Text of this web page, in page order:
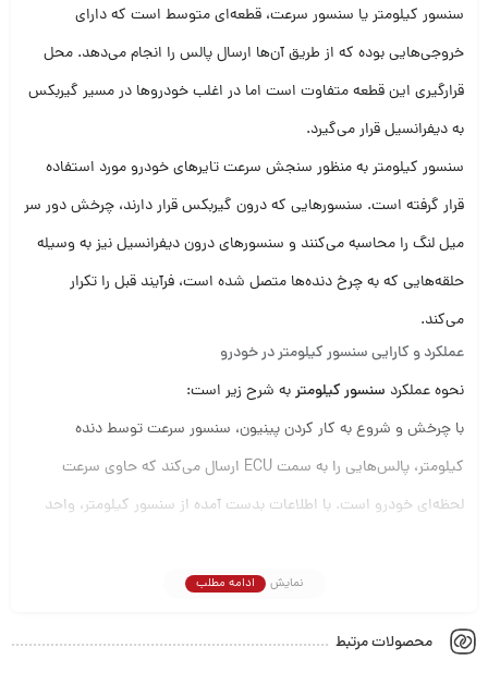
سنسور کیلومتر یا سنسور سرعت، قطعه‌ای متوسط است که دارای
خروجی‌هایی بوده که از طریق آن‌ها ارسال پالس را انجام می‌دهد. محل
قرارگیری این قطعه متفاوت است اما در اغلب خودروها در مسیر گیربکس
به دیفرانسیل قرار می‌گیرد.
سنسور کیلومتر به منظور سنجش سرعت تایرهای خودرو مورد استفاده
قرار گرفته است. سنسورهایی که درون گیربکس قرار دارند، چرخش دور سر
میل لنگ را محاسبه می‌کنند و سنسورهای درون دیفرانسیل نیز به وسیله
حلقه‌هایی که به چرخ دنده‌ها متصل شده است، فرآیند قبل را تکرار
می‌کند.
عملکرد و کارایی سنسور کیلومتر در خودرو
نحوه عملکرد سنسور کیلومتربه شرح زیر است:
با چرخش و شروع به کار کردن پینیون، سنسور سرعت توسط دنده
کیلومتر، پالس‌هایی را به سمت ECU ارسال می‌کند که حاوی سرعت
لحظه‌ای خودرو است. با اطلاعات بدست آمده از سنسور کیلومتر، واحد
کاهش مکث ماشین
نمایش ادامه مطلب
محصولات مرتبط